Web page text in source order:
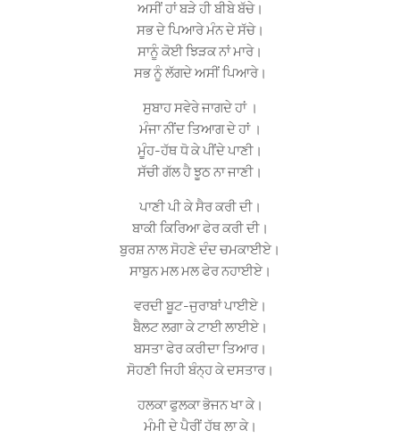
ਅਸੀਂ ਹਾਂ ਬੜੇ ਹੀ ਬੀਬੇ ਬੱਚੇ।
ਸਭ ਦੇ ਪਿਆਰੇ ਮੰਨ ਦੇ ਸੱਚੇ।
ਸਾਨੂੰ ਕੋਈ ਝਿੜਕ ਨਾਂ ਮਾਰੇ।
ਸਭ ਨੂੰ ਲੱਗਦੇ ਅਸੀਂ ਪਿਆਰੇ।
ਸੁਬਾਹ ਸਵੇਰੇ ਜਾਗਦੇ ਹਾਂ ।
ਮੰਜਾ ਨੀਂਦ ਤਿਆਗ ਦੇ ਹਾਂ ।
ਮੂੰਹ-ਹੱਥ ਧੋ ਕੇ ਪੀਂਦੇ ਪਾਣੀ।
ਸੱਚੀ ਗੱਲ ਹੈ ਝੂਠ ਨਾ ਜਾਣੀ।
ਪਾਣੀ ਪੀ ਕੇ ਸੈਰ ਕਰੀ ਦੀ।
ਬਾਕੀ ਕਿਰਿਆ ਫੇਰ ਕਰੀ ਦੀ।
ਬੁਰਸ਼ ਨਾਲ ਸੋਹਣੇ ਦੰਦ ਚਮਕਾਈਏ।
ਸਾਬੁਨ ਮਲ ਮਲ ਫੇਰ ਨਹਾਈਏ।
ਵਰਦੀ ਬੂਟ-ਜੁਰਾਬਾਂ ਪਾਈਏ।
ਬੈਲਟ ਲਗਾ ਕੇ ਟਾਈ ਲਾਈਏ।
ਬਸਤਾ ਫੇਰ ਕਰੀਦਾ ਤਿਆਰ।
ਸੋਹਣੀ ਜਿਹੀ ਬੰਨ੍ਹ ਕੇ ਦਸਤਾਰ।
ਹਲਕਾ ਫੁਲਕਾ ਭੋਜਨ ਖਾ ਕੇ।
ਮੰਮੀ ਦੇ ਪੈਰੀਂ ਹੱਥ ਲਾ ਕੇ।